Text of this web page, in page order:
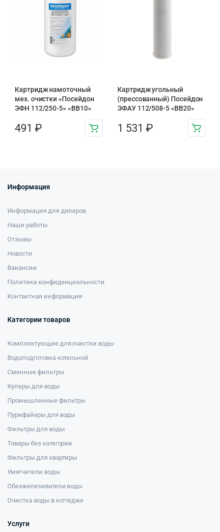
Картридж намоточный
мех. очистки «Посейдон
ЭФН 112/250-5» «BB10»
491 ₽
Картридж угольный
(прессованный) Посейдон
ЭФАУ 112/508-5 «BB20»
1 531 ₽
Информация
Информация для дилеров
Наши работы
Отзывы
Новости
Вакансии
Политика конфиденциальности
Контактная информация
Категории товаров
Комплектующие для очистки воды
Водоподготовка котельной
Сменные фильтры
Кулеры для воды
Промышленные фильтры
Пурифайеры для воды
Фильтры для воды
Товары без категории
Фильтры для квартиры
Умягчители воды
Обезжелезиватели воды
Очистка воды в коттедже
Услуги